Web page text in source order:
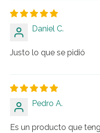
Daniel C.
Justo lo que se pidió
Pedro A.
Es un producto que